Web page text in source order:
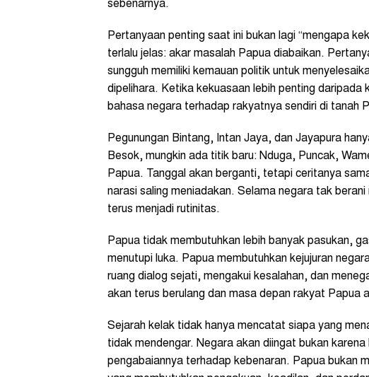
sebenarnya.
Pertanyaan penting saat ini bukan lagi “mengapa
terlalu jelas: akar masalah Papua diabaikan.
sungguh memiliki kemauan politik untuk
dipelihara. Ketika kekuasaan lebih penting daripada
bahasa negara terhadap rakyatnya sendiri di tanah
Pegunungan Bintang, Intan Jaya, dan Jayapura
Besok, mungkin ada titik baru: Nduga, Puncak,
Papua. Tanggal akan berganti, tetapi ceritanya
narasi saling meniadakan. Selama negara tak
terus menjadi rutinitas.
Papua tidak membutuhkan lebih banyak pasukan,
menutupi luka. Papua membutuhkan kejujuran
ruang dialog sejati, mengakui kesalahan, dan
akan terus berulang dan masa depan rakyat Papua
Sejarah kelak tidak hanya mencatat siapa yang
tidak mendengar. Negara akan diingat bukan
pengabaiannya terhadap kebenaran. Papua bukan